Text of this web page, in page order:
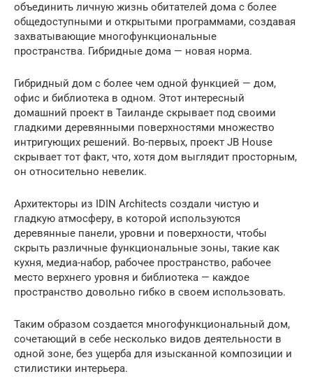
объединить личную жизнь обитателей дома с более
общедоступными и открытыми программами, создавая
захватывающие многофункциональные
пространства. Гибридные дома — новая норма.
Гибридный дом с более чем одной функцией — дом,
офис и библиотека в одном. Этот интересный
домашний проект в Таиланде скрывает под своими
гладкими деревянными поверхностями множество
интригующих решений. Во-первых, проект JB House
скрывает тот факт, что, хотя дом выглядит просторным,
он относительно невелик.
Архитекторы из IDIN Architects создали чистую и
гладкую атмосферу, в которой используются
деревянные панели, уровни и поверхности, чтобы
скрыть различные функциональные зоны, такие как
кухня, медиа-набор, рабочее пространство, рабочее
место верхнего уровня и библиотека — каждое
пространство довольно гибко в своем использовать.
Таким образом создается многофункциональный дом,
сочетающий в себе несколько видов деятельности в
одной зоне, без ущерба для изысканной композиции и
стилистики интерьера.